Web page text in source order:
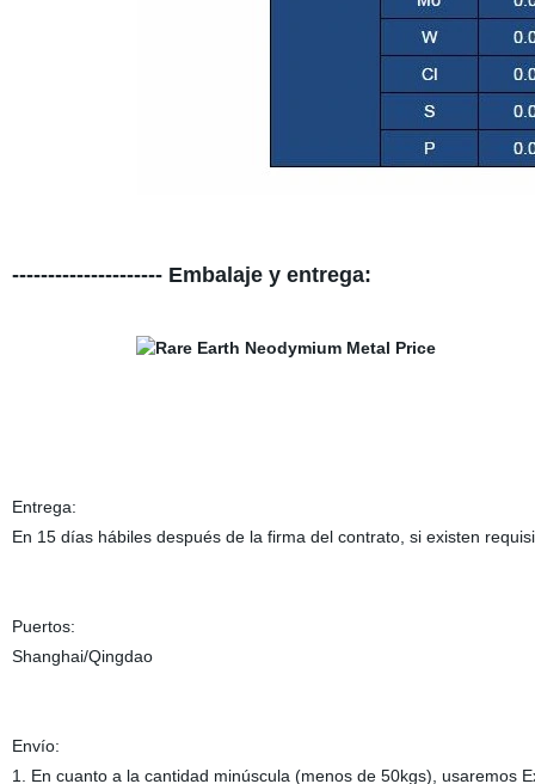
--------------------- Embalaje y entrega:
Entrega:
En 15 días hábiles después de la firma del contrato, si existen
Puertos:
Shanghai/Qingdao
Envío:
1. En cuanto a la cantidad minúscula (menos de 50kgs), usaremos